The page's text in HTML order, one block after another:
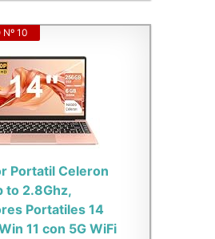
Nº 10
Portatil Celeron
to 2.8Ghz,
Portatiles 14
11 con 5G WiFi